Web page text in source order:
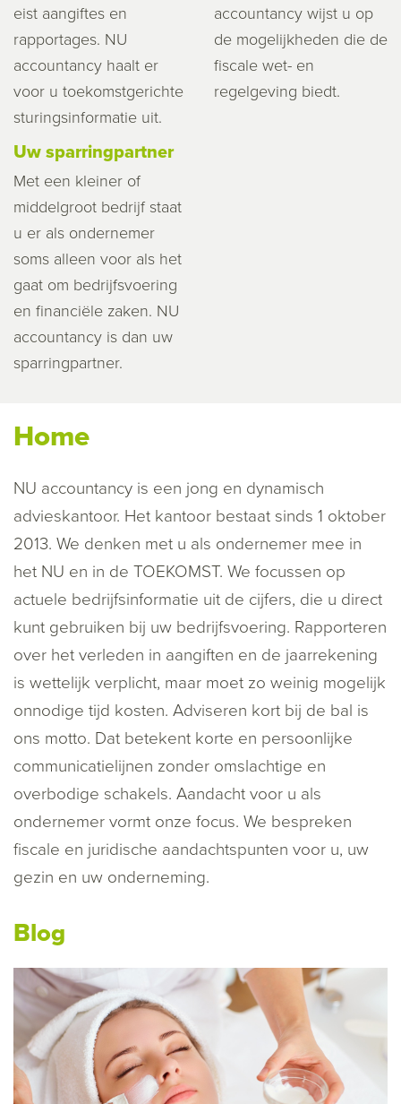
eist aangiftes en
rapportages. NU
accountancy haalt er
voor u toekomstgerichte
sturingsinformatie uit.
accountancy wijst u op
de mogelijkheden die de
fiscale wet- en
regelgeving biedt.
Uw sparringpartner
Met een kleiner of
middelgroot bedrijf staat
u er als ondernemer
soms alleen voor als het
gaat om bedrijfsvoering
en financiële zaken. NU
accountancy is dan uw
sparringpartner.
Home
NU accountancy is een jong en dynamisch
advieskantoor. Het kantoor bestaat sinds 1 oktober
2013. We denken met u als ondernemer mee in
het NU en in de TOEKOMST. We focussen op
actuele bedrijfsinformatie uit de cijfers, die u direct
kunt gebruiken bij uw bedrijfsvoering. Rapporteren
over het verleden in aangiften en de jaarrekening
is wettelijk verplicht, maar moet zo weinig mogelijk
onnodige tijd kosten. Adviseren kort bij de bal is
ons motto. Dat betekent korte en persoonlijke
communicatielijnen zonder omslachtige en
overbodige schakels. Aandacht voor u als
ondernemer vormt onze focus. We bespreken
fiscale en juridische aandachtspunten voor u, uw
gezin en uw onderneming.
Blog